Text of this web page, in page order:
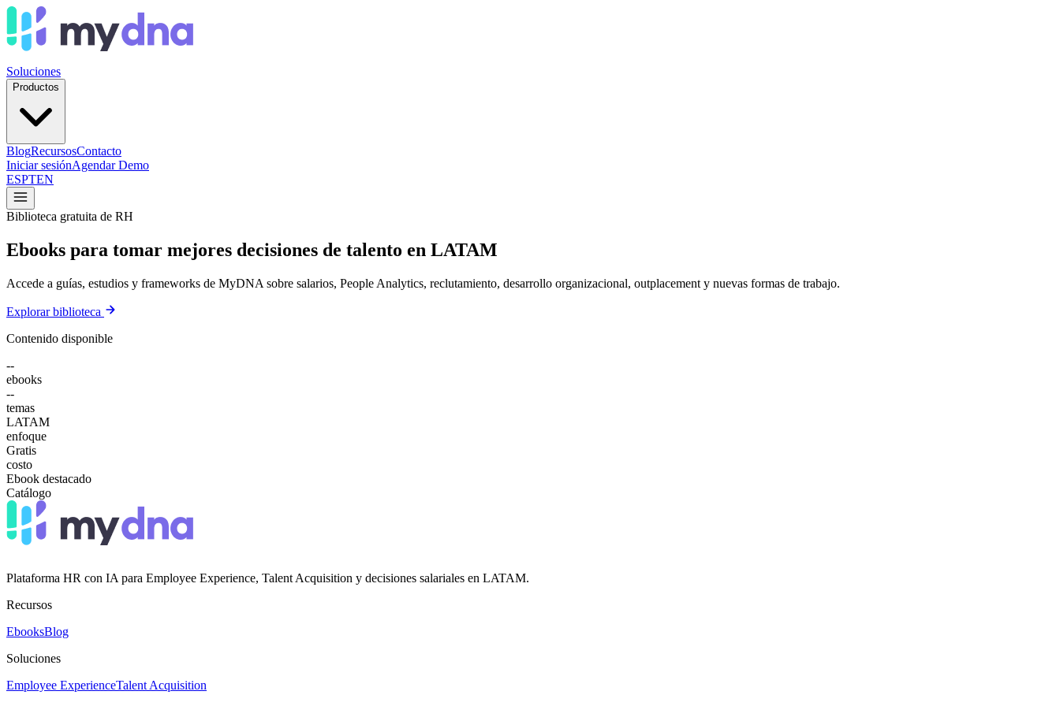
Soluciones
Productos
BlogRecursosContacto
Iniciar sesiónAgendar Demo
ESPTEN
Biblioteca gratuita de RH
Ebooks para tomar mejores decisiones de talento en LATAM
Accede a guías, estudios y frameworks de MyDNA sobre salarios, People Analytics, reclutamiento, desarrollo organizacional, outplacement y nuevas formas de trabajo.
Explorar biblioteca
Contenido disponible
--
ebooks
--
temas
LATAM
enfoque
Gratis
costo
Ebook destacado
Catálogo
Plataforma HR con IA para Employee Experience, Talent Acquisition y decisiones salariales en LATAM.
Recursos
EbooksBlog
Soluciones
Employee ExperienceTalent Acquisition